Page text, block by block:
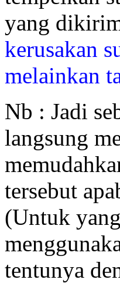
yang
kerusakan
melainkan
Nb : Jadi
langsung
tersebut
(Untuk
tentunya